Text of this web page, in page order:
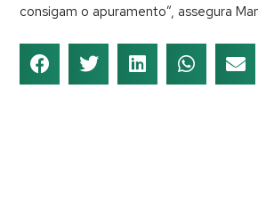
consigam o apuramento”, assegura